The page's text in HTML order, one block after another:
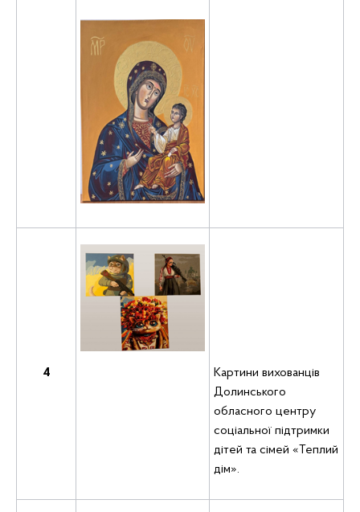
4
Картини вихованців
Долинського
обласного центру
соціальної підтримки
дітей та сімей «Теплий
дім».